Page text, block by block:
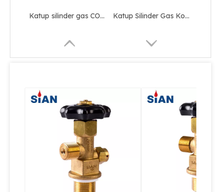
Katup silinder gas CO2 Tembaga untuk Marinir Katup Silinder Gas Kontrol Keamanan Co2
Pembuat Air Soda CO2 Valve Aluminium Bottle Valve